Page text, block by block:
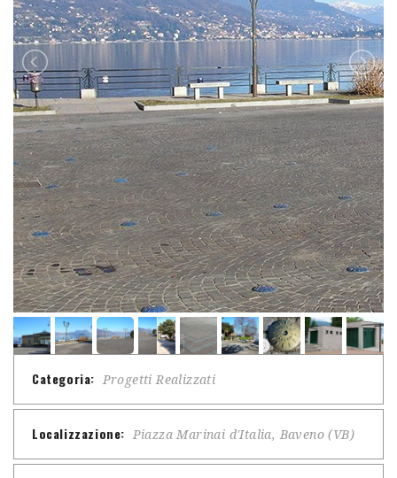
Categoria: Progetti Realizzati
Localizzazione: Piazza Marinai d'Italia, Baveno (VB)